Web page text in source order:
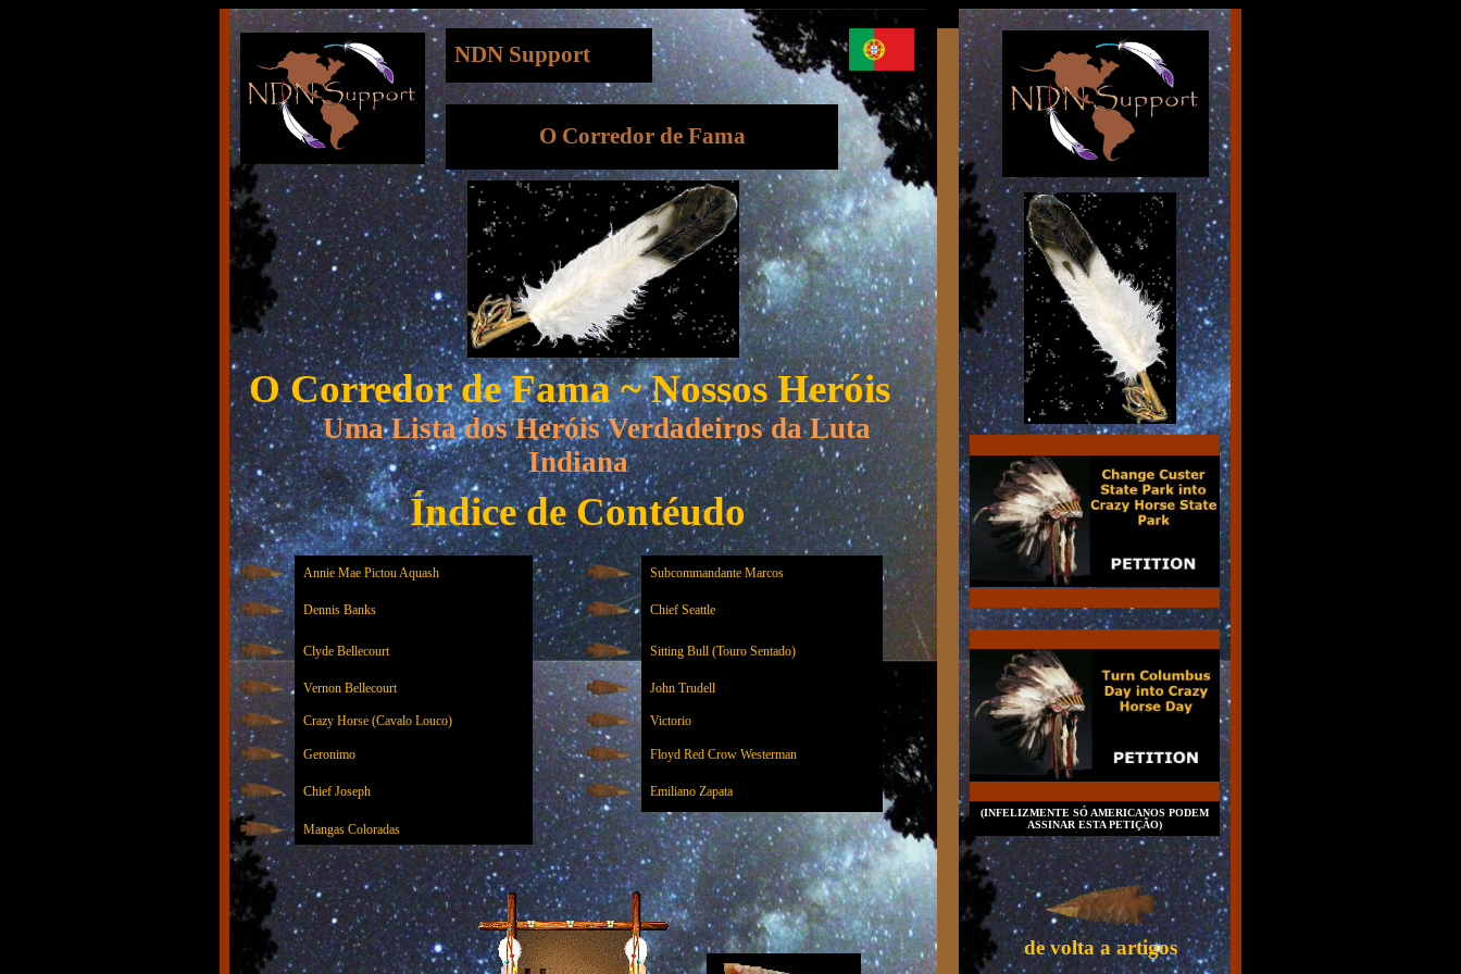
NDN Support
O Corredor de Fama
O Corredor de Fama ~ Nossos Heróis
Uma Lista dos Heróis Verdadeiros da Luta
Indiana
Índice de Contéudo
Annie Mae Pictou Aquash Subcommandante Marcos
Dennis Banks Chief Seattle
Clyde Bellecourt Sitting Bull (Touro Sentado)
Vernon Bellecourt John Trudell
Crazy Horse (Cavalo Louco) Victorio
Geronimo Floyd Red Crow Westerman
Chief Joseph Emiliano Zapata
(INFELIZMENTE SÓ AMERICANOS PODEM
ASSINAR ESTA PETIÇÃO)
Mangas Coloradas
de volta a artigos